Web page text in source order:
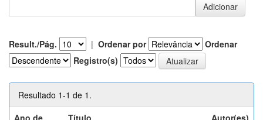
Result./Pág. | Ordenar por
Ordenar
Registro(s)
Resultado 1-1 de 1.
Ano de
Título Autor(es)